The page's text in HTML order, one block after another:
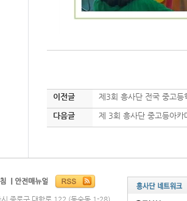
이전글 제3회 흥사단 전국 중고등
다음글 제 3회 흥사단 중고등아카
종로구 대학로 122 (동숭동 1-28)